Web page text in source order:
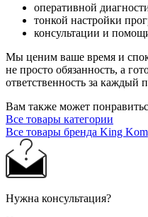
оперативной
тонкой настройки
консультации и
Мы ценим ваше время и
не просто обязанность, а
ответственность за каждый
Вам также может
Все товары категории
Все товары бренда King
Нужна консультация?